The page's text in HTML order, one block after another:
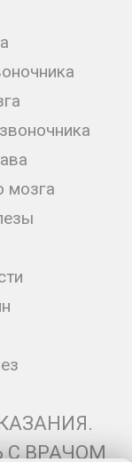
мозга
С ВРАЧОМ